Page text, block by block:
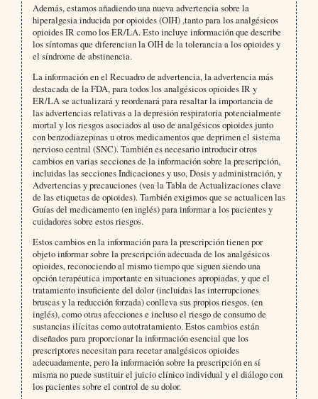
Además, estamos añadiendo una nueva advertencia sobre la
hiperalgesia inducida por opioides (OIH) ,tanto para los analgésicos
opioides IR como los ER/LA. Esto incluye información que describe
los síntomas que diferencian la OIH de la tolerancia a los opioides y
el síndrome de abstinencia.
La información en el Recuadro de advertencia, la advertencia más
destacada de la FDA, para todos los analgésicos opioides IR y
ER/LA se actualizará y reordenará para resaltar la importancia de
las advertencias relativas a la depresión respiratoria potencialmente
mortal y los riesgos asociados al uso de analgésicos opioides junto
con benzodiazepinas u otros medicamentos que deprimen el sistema
nervioso central (SNC). También es necesario introducir otros
cambios en varias secciones de la información sobre la prescripción,
incluidas las secciones Indicaciones y uso, Dosis y administración, y
Advertencias y precauciones (vea la Tabla de Actualizaciones clave
de las etiquetas de opioides). También exigimos que se actualicen las
Guías del medicamento (en inglés) para informar a los pacientes y
cuidadores sobre estos riesgos.
Estos cambios en la información para la prescripción tienen por
objeto informar sobre la prescripción adecuada de los analgésicos
opioides, reconociendo al mismo tiempo que siguen siendo una
opción terapéutica importante en situaciones apropiadas, y que el
tratamiento insuficiente del dolor (incluidas las interrupciones
bruscas y la reducción forzada) conlleva sus propios riesgos, (en
inglés), como otras afecciones e incluso el riesgo de consumo de
sustancias ilícitas como autotratamiento. Estos cambios están
diseñados para proporcionar la información esencial que los
prescriptores necesitan para recetar analgésicos opioides
adecuadamente, pero la información sobre la prescripción en sí
misma no puede sustituir el juicio clínico individual y el diálogo con
los pacientes sobre el control de su dolor.